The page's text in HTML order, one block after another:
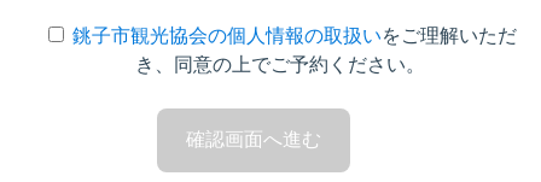
銚子市観光協会の個人情報の取扱いをご理解いただ
き、同意の上でご予約ください。